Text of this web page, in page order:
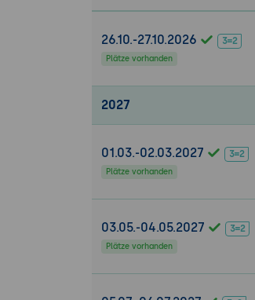
26.10.-27.10.2026
Plätze vorhanden
2027
01.03.-02.03.2027
Plätze vorhanden
03.05.-04.05.2027
Plätze vorhanden